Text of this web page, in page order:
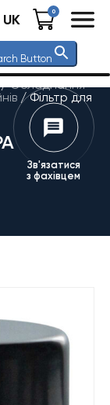
UK 0
Button
Обладнання
/Фільтр для
Зв'язатися
з фахівцем